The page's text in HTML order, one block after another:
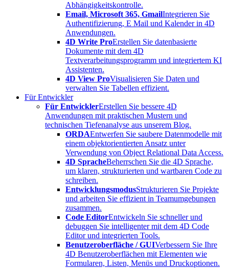
Abhängigkeitskontrolle.
Email, Microsoft 365, GmailIntegrieren Sie
Authentifizierung, E Mail und Kalender in 4D
Anwendungen.
4D Write ProErstellen Sie datenbasierte
Dokumente mit dem 4D
Textverarbeitungsprogramm und integriertem KI
Assistenten.
4D View ProVisualisieren Sie Daten und
verwalten Sie Tabellen effizient.
Für Entwickler
Für EntwicklerErstellen Sie bessere 4D
Anwendungen mit praktischen Mustern und
technischen Tiefenanalyse aus unserem Blog.
ORDAEntwerfen Sie saubere Datenmodelle mit
einem objektorientierten Ansatz unter
Verwendung von Object Relational Data Access.
4D SpracheBeherrschen Sie die 4D Sprache,
um klaren, strukturierten und wartbaren Code zu
schreiben.
EntwicklungsmodusStrukturieren Sie Projekte
und arbeiten Sie effizient in Teamumgebungen
zusammen.
Code EditorEntwickeln Sie schneller und
debuggen Sie intelligenter mit dem 4D Code
Editor und integrierten Tools.
Benutzeroberfläche / GUIVerbessern Sie Ihre
4D Benutzeroberflächen mit Elementen wie
Formularen, Listen, Menüs und Druckoptionen.